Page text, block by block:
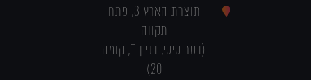
תוצרת הארץ 3, פתח
תקווה
(בסר סיטי, בניין T, קומה
20)